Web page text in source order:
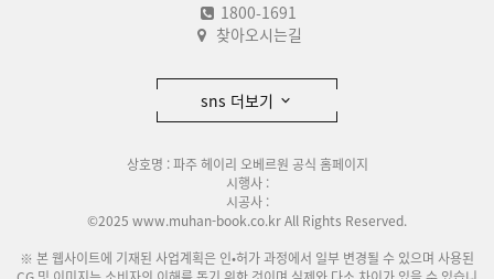
1800-1691
찾아오시는길
sns 더보기
상호명 : 파주 헤이리 오베르원 공식 홈페이지
시행사 :
시공사 :
©2025 www.muhan-book.co.kr All Rights Reserved.
※ 본 웹사이트에 기재된 사업계획은 인•허가 과정에서 일부 변경될 수 있으며 사용된